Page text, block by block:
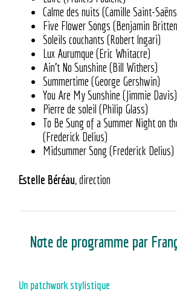
Calme des nuits (Camille Saint-
Five Flower Songs (Benjamin
Soleils couchants (Robert Ingari)
Lux Aurumque (Eric Whitacre)
Ain’t No Sunshine (Bill Withers)
Summertime (George Gershwin)
You Are My Sunshine (Jimmie Davis)
Pierre de soleil (Philip Glass)
To Be Sung of a Summer Night on
(Frederick Delius)
Midsummer Song (Frederick Delius)
Estelle Béréau, direction
Note de programme par
Un patchwork stylistique